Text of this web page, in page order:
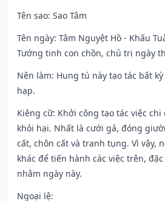
Tên sao: Sao Tâm
Tên ngày: Tâm Nguyệt Hồ - Khấu
Tướng tinh con chồn, chủ trị ngày
Nên làm: Hung tú này tạo tác bất
hạp.
Kiêng cữ: Khởi công tạo tác việc
khỏi hại. Nhất là cưới gả, đóng
cất, chôn cất và tranh tụng. Vì vậy,
khác để tiến hành các việc trên,
nhằm ngày này.
Ngoại lệ: